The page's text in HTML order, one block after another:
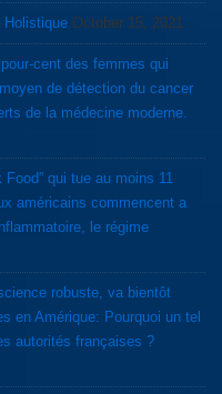
Holistique October 15, 2021
cent des femmes qui
de détection du cancer
de la médecine moderne.
qui tue au moins 11
américains commencent a
le régime
robuste, va bientôt
en Amérique: Pourquoi un tel
autorités françaises ?